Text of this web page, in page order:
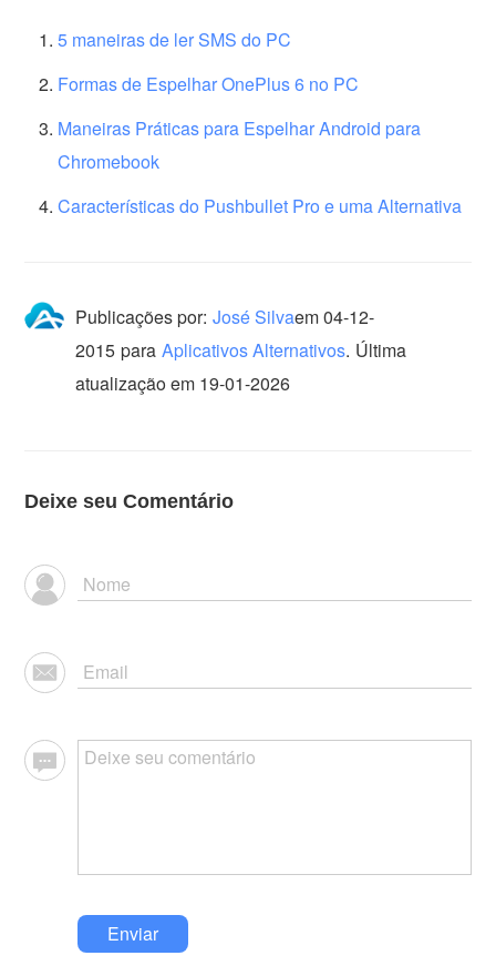
5 maneiras de ler SMS do PC
Formas de Espelhar OnePlus 6 no PC
Maneiras Práticas para Espelhar Android para
Chromebook
Características do Pushbullet Pro e uma Alternativa
Publicações por: José Silvaem04-12-
2015 para Aplicativos Alternativos. Última
atualização em 19-01-2026
Deixe seu Comentário
Enviar